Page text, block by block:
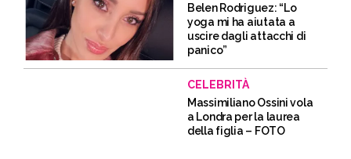
Belen Rodriguez: “Lo
yoga mi ha aiutata a
uscire dagli attacchi di
panico”
CELEBRITÀ
Massimiliano Ossini vola
a Londra per la laurea
della figlia – FOTO